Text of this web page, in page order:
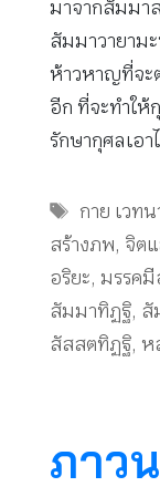
มาจากสัมมา
สัมมาวายาม
ห้าวหาญที่จะ
อีก ที่จะทำให้
รักษากุศลเอ
Tags
กาย เวท
สร้างภพ, จิต
อริยะ, มรรคมี
สัมมาทิฏฐิ, สั
สัสสตทิฏฐิ, ห
ภาว